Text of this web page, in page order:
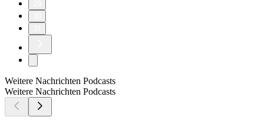
Weitere Nachrichten Podcasts
Weitere Nachrichten Podcasts